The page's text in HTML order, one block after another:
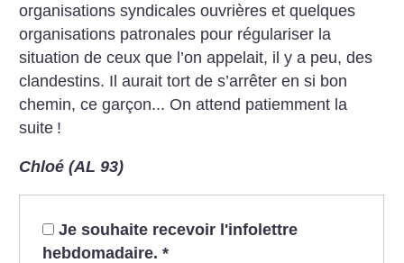
organisations syndicales ouvrières et quelques
organisations patronales pour régulariser la
situation de ceux que l’on appelait, il y a peu, des
clandestins. Il aurait tort de s’arrêter en si bon
chemin, ce garçon... On attend patiemment la
suite !
Chloé (AL 93)
Je souhaite recevoir l'infolettre
hebdomadaire. *